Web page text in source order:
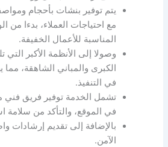
يتم توفير بنشات بأحجام
مع احتياجات العملاء، بدءا من
المناسبة للأعمال الخفيفة.
وصولا إلى الأنظمة الأكبر
الكبرى والمباني الشاهقة، مما
في التنفيذ.
تشمل الخدمة توفير فريق
في الموقع، والتأكد من سلامة
بالإضافة إلى تقديم إرشادات
الآمن.